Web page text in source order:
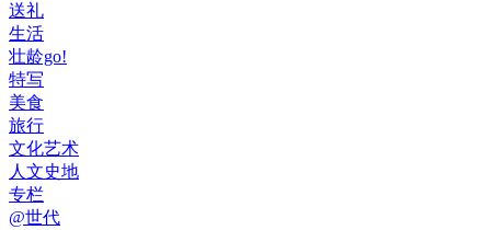
送礼
生活
壮龄go!
特写
美食
旅行
文化艺术
人文史地
专栏
@世代